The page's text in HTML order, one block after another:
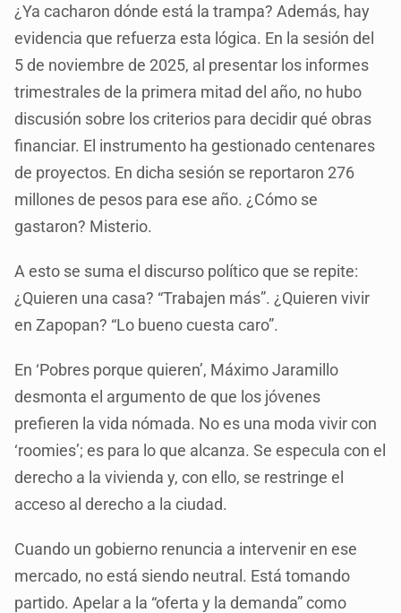
¿Ya cacharon dónde está la trampa? Además, hay
evidencia que refuerza esta lógica. En la sesión del
5 de noviembre de 2025, al presentar los informes
trimestrales de la primera mitad del año, no hubo
discusión sobre los criterios para decidir qué obras
financiar. El instrumento ha gestionado centenares
de proyectos. En dicha sesión se reportaron 276
millones de pesos para ese año. ¿Cómo se
gastaron? Misterio.
A esto se suma el discurso político que se repite:
¿Quieren una casa? “Trabajen más”. ¿Quieren vivir
en Zapopan? “Lo bueno cuesta caro”.
En ‘Pobres porque quieren’, Máximo Jaramillo
desmonta el argumento de que los jóvenes
prefieren la vida nómada. No es una moda vivir con
‘roomies’; es para lo que alcanza. Se especula con el
derecho a la vivienda y, con ello, se restringe el
acceso al derecho a la ciudad.
Cuando un gobierno renuncia a intervenir en ese
mercado, no está siendo neutral. Está tomando
partido. Apelar a la “oferta y la demanda” como